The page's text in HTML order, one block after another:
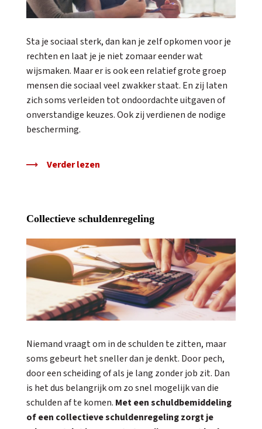
Sta je sociaal sterk, dan kan je zelf opkomen voor je
rechten en laat je je niet zomaar eender wat
wijsmaken. Maar er is ook een relatief grote groep
mensen die sociaal veel zwakker staat. En zij laten
zich soms verleiden tot ondoordachte uitgaven of
onverstandige keuzes. Ook zij verdienen de nodige
bescherming.
Verder lezen
Collectieve schuldenregeling
Niemand vraagt om in de schulden te zitten, maar
soms gebeurt het sneller dan je denkt. Door pech,
door een scheiding of als je lang zonder job zit. Dan
is het dus belangrijk om zo snel mogelijk van die
schulden af te komen. Met een schuldbemiddeling
of een collectieve schuldenregeling zorgt je